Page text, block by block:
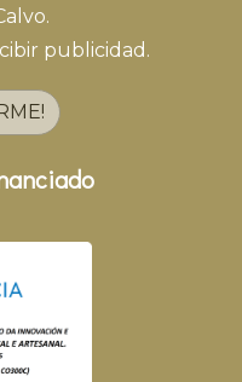
publicidad.